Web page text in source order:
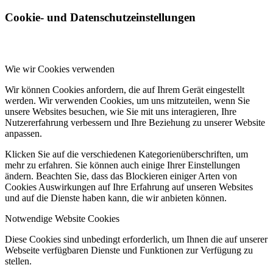
Cookie- und Datenschutzeinstellungen
Wie wir Cookies verwenden
Wir können Cookies anfordern, die auf Ihrem Gerät eingestellt
werden. Wir verwenden Cookies, um uns mitzuteilen, wenn Sie
unsere Websites besuchen, wie Sie mit uns interagieren, Ihre
Nutzererfahrung verbessern und Ihre Beziehung zu unserer Website
anpassen.
Klicken Sie auf die verschiedenen Kategorienüberschriften, um
mehr zu erfahren. Sie können auch einige Ihrer Einstellungen
ändern. Beachten Sie, dass das Blockieren einiger Arten von
Cookies Auswirkungen auf Ihre Erfahrung auf unseren Websites
und auf die Dienste haben kann, die wir anbieten können.
Notwendige Website Cookies
Diese Cookies sind unbedingt erforderlich, um Ihnen die auf unserer
Webseite verfügbaren Dienste und Funktionen zur Verfügung zu
stellen.